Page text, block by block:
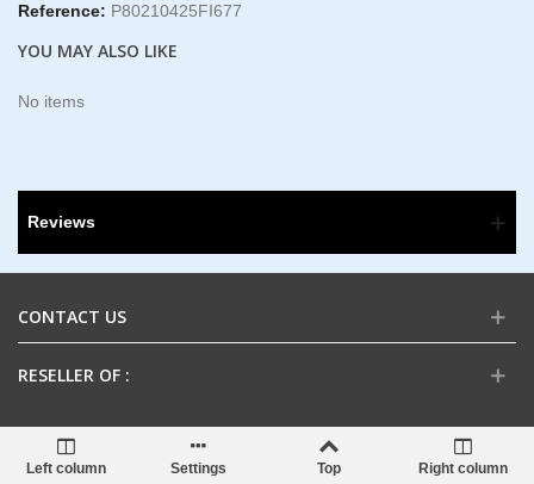
Reference: P80210425FI677
YOU MAY ALSO LIKE
No items
Reviews
CONTACT US
RESELLER OF :
Left column Settings Top Right column